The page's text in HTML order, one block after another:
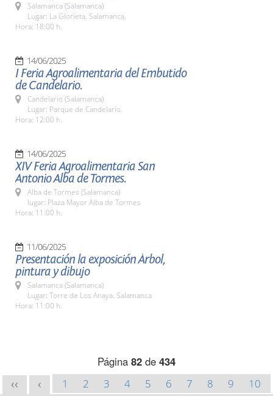
Salamanca (Salamanca)
Lugar: La Glorieta. Salamanca.
Hora: 18:00 h.
14/06/2025
I Feria Agroalimentaria del Embutido
de Candelario.
Candelario (Salamanca)
Lugar: Parque de Candelario.
Hora: 12:00 h.
14/06/2025
XIV Feria Agroalimentaria San
Antonio Alba de Tormes.
Alba de Tormes (Salamanca)
lugar: Plaza Mayor Alba de Tormes
Hora: 11:00 h.
11/06/2025
Presentación la exposición Árbol,
pintura y dibujo
Salamanca (Salamanca)
Lugar: Torre de Los Anaya. Salamanca
Hora: 11:00 h.
Página 82 de 434
<< < 1 2 3 4 5 6 7 8 9
10